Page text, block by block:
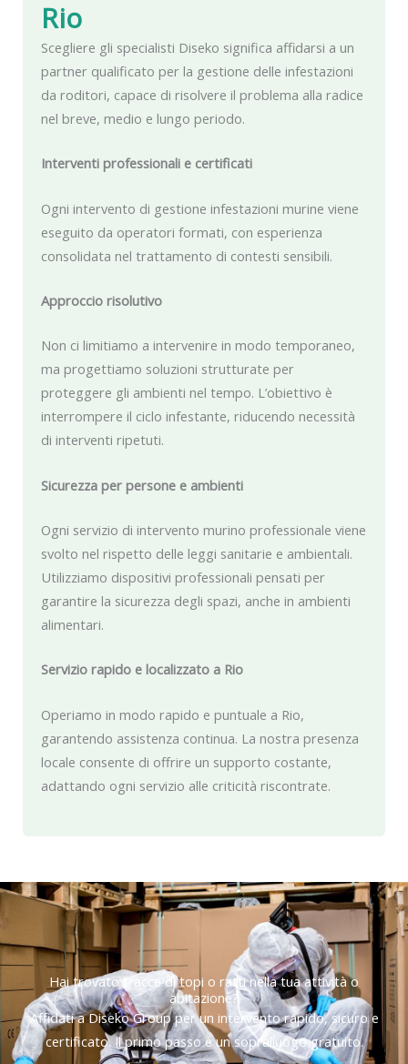
Rio
Scegliere gli specialisti Diseko significa affidarsi a un
partner qualificato per la gestione delle infestazioni
da roditori, capace di risolvere il problema alla radice
nel breve, medio e lungo periodo.
Interventi professionali e certificati
Ogni intervento di gestione infestazioni murine viene
eseguito da operatori formati, con esperienza
consolidata nel trattamento di contesti sensibili.
Approccio risolutivo
Non ci limitiamo a intervenire in modo temporaneo,
ma progettiamo soluzioni strutturate per
proteggere gli ambienti nel tempo. L’obiettivo è
interrompere il ciclo infestante, riducendo necessità
di interventi ripetuti.
Sicurezza per persone e ambienti
Ogni servizio di intervento murino professionale viene
svolto nel rispetto delle leggi sanitarie e ambientali.
Utilizziamo dispositivi professionali pensati per
garantire la sicurezza degli spazi, anche in ambienti
alimentari.
Servizio rapido e localizzato a Rio
Operiamo in modo rapido e puntuale a Rio,
garantendo assistenza continua. La nostra presenza
locale consente di offrire un supporto costante,
adattando ogni servizio alle criticità riscontrate.
Hai trovato tracce di topi o ratti nella tua attività o
abitazione?
Affidati a Diseko Group per un intervento rapido, sicuro e
certificato. Il primo passo è un sopralluogo gratuito.